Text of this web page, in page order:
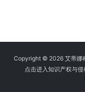
Copyright © 2026 艾蒂娜
点击进入知识产权与